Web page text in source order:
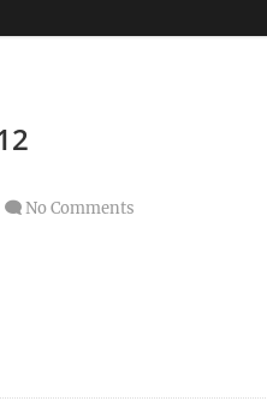
No Comments